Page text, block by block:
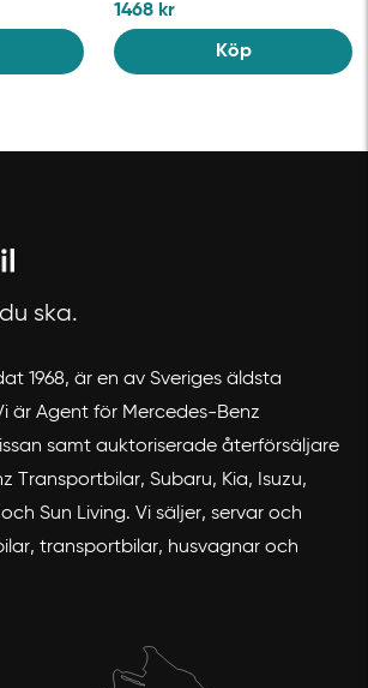
1468 kr
Köp
ska.
1968, är en av Sveriges äldsta
är Agent för Mercedes-Benz
samt auktoriserade återförsäljare
Transportbilar, Subaru, Kia, Isuzu,
Sun Living. Vi säljer, servar och
transportbilar, husvagnar och